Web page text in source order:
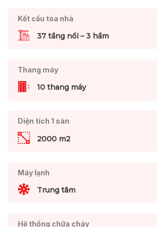
Kết cấu tòa nhà
37 tầng nổi – 3 hầm
Thang máy
10 thang máy
Diện tích 1 sàn
2000 m2
Máy lạnh
Trung tâm
Hệ thống chữa cháy